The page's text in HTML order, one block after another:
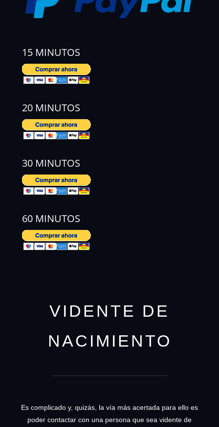
15 MINUTOS
20 MINUTOS
30 MINUTOS
60 MINUTOS
VIDENTE DE
NACIMIENTO
Es complicado y, quizás, la vía más acertada para ello es
poder contactar con una persona que sea vidente de